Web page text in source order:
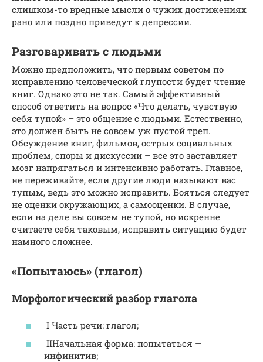
слишком-то вредные мысли о чужих достижениях
рано или поздно приведут к депрессии.
Разговаривать с людьми
Можно предположить, что первым советом по
исправлению человеческой глупости будет чтение
книг. Однако это не так. Самый эффективный
способ ответить на вопрос «Что делать, чувствую
себя тупой» – это общение с людьми. Естественно,
это должен быть не совсем уж пустой треп.
Обсуждение книг, фильмов, острых социальных
проблем, споры и дискуссии – все это заставляет
мозг напрягаться и интенсивно работать. Главное,
не переживайте, если другие люди называют вас
тупым, ведь это можно исправить. Бояться следует
не оценки окружающих, а самооценки. В случае,
если на деле вы совсем не тупой, но искренне
считаете себя таковым, исправить ситуацию будет
намного сложнее.
«Попытаюсь» (глагол)
Морфологический разбор глагола
I Часть речи: глагол;
IIНачальная форма: попытаться —
инфинитив;